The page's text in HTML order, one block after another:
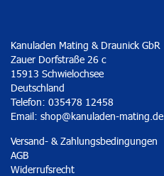
Kanuladen Mating & Draunick GbR
Zauer Dorfstraße 26 c
15913 Schwielochsee
Deutschland
Telefon: 035478 12458
Email: shop@kanuladen-mating.de
Versand- & Zahlungsbedingungen
AGB
Widerrufsrecht